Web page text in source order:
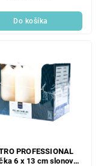
Do košíka
PROFESSIONAL
6 x 13 cm slonová